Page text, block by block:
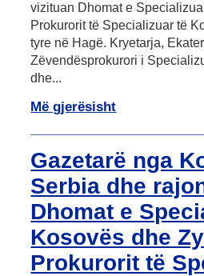
vizituan Dhomat e
Prokurorit të Specializuar të
tyre në Hagë. Kryetarja,
Zëvendësprokurori i
dhe...
Më gjerësisht
Gazetarë nga
Serbia dhe
Dhomat e
Kosovës dhe
Prokurorit të